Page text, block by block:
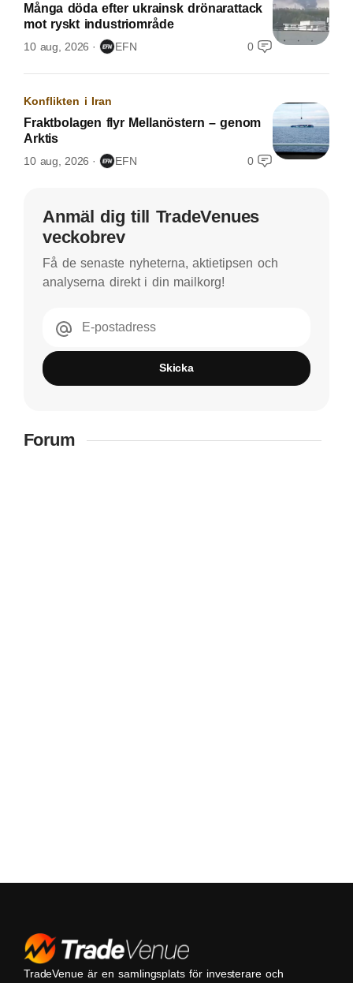
Många döda efter ukrainsk drönarattack
mot ryskt industriområde
10 aug, 2026 EFN 0
Konflikten i Iran
Fraktbolagen flyr Mellanöstern – genom
Arktis
10 aug, 2026 EFN 0
Anmäl dig till TradeVenues
veckobrev
Få de senaste nyheterna, aktietipsen och
analyserna direkt i din mailkorg!
E-postadress
Skicka
Forum
TradeVenue är en samlingsplats för investerare och